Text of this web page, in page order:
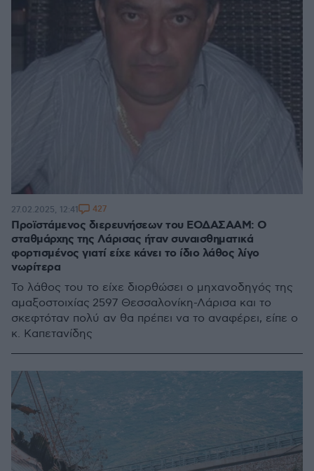
Προϊστάμενος διερευνήσεων του ΕΟΔΑΣΑΑΜ: Ο
σταθμάρχης της Λάρισας ήταν συναισθηματικά
φορτισμένος γιατί είχε κάνει το ίδιο λάθος λίγο
νωρίτερα
Το λάθος του το είχε διορθώσει ο μηχανοδηγός της
αμαξοστοιχίας 2597 Θεσσαλονίκη-Λάρισα και το
σκεφτόταν πολύ αν θα πρέπει να το αναφέρει, είπε ο
κ. Καπετανίδης
27.02.2025, 12:41 427